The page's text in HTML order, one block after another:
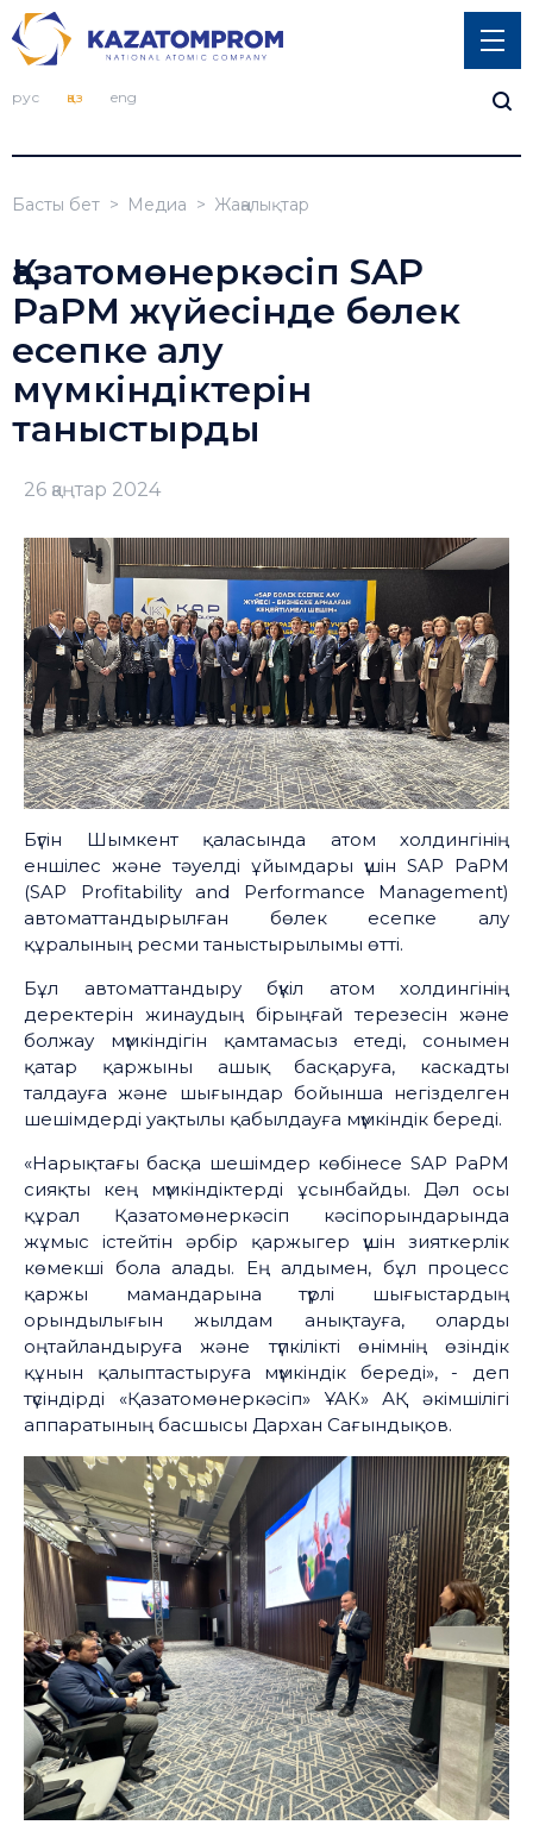
рус қаз eng
Басты бет Медиа Жаңалықтар
Қазатомөнеркәсіп SAP
PaPM жүйесінде бөлек
есепке алу
мүмкіндіктерін
таныстырды
26 қаңтар 2024
Бүгін Шымкент қаласында атом холдингінің
еншілес және тәуелді ұйымдары үшін SAP PaPM
(SAP Profitability and Performance Management)
автоматтандырылған бөлек есепке алу
құралының ресми таныстырылымы өтті.
Бұл автоматтандыру бүкіл атом холдингінің
деректерін жинаудың бірыңғай терезесін және
болжау мүмкіндігін қамтамасыз етеді, сонымен
қатар қаржыны ашық басқаруға, каскадты
талдауға және шығындар бойынша негізделген
шешімдерді уақтылы қабылдауға мүмкіндік береді.
«Нарықтағы басқа шешімдер көбінесе SAP PaPM
сияқты кең мүмкіндіктерді ұсынбайды. Дәл осы
құрал Қазатомөнеркәсіп кәсіпорындарында
жұмыс істейтін әрбір қаржыгер үшін зияткерлік
көмекші бола алады. Ең алдымен, бұл процесс
қаржы мамандарына түрлі шығыстардың
орындылығын жылдам анықтауға, оларды
оңтайландыруға және түпкілікті өнімнің өзіндік
құнын қалыптастыруға мүмкіндік береді», - деп
түсіндірді «Қазатомөнеркәсіп» ҰАК» АҚ әкімшілігі
аппаратының басшысы Дархан Сағындықов.